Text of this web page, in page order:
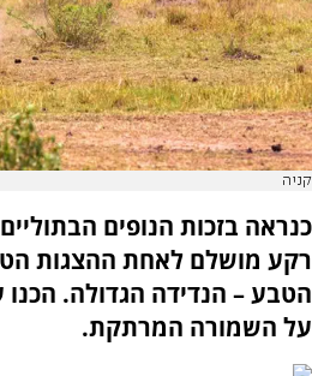
קניה
כנראה בזכות הנופים
רקע מושלם לאחת ההצגות
הטבע – הנדידה הגדולה.
על השמורה המרתקת.